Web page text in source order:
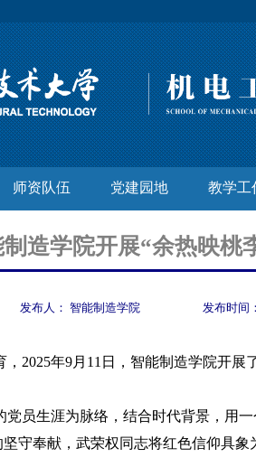
师资队伍 党建园地 教学工
造学院开展“余热映桃
发布人： 智能制造学院 发布时间
， 2025年9月11日 ，智能制造学院开展
党员生涯为脉络，结合时代背景，用
守奉献，武荣权同志将红色信仰具